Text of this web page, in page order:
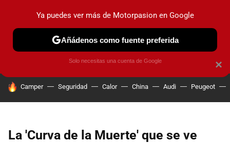
PRUEBAS COCHES ELÉCTRICOS OBSERVATORIO
HOY SE HABLA DE
Camper Seguridad Calor China Audi Peugeot
La 'Curva de la Muerte' que se ve
×
Ya puedes ver más de Motorpasion en Google
Añádenos como fuente preferida
Solo necesitas una cuenta de Google